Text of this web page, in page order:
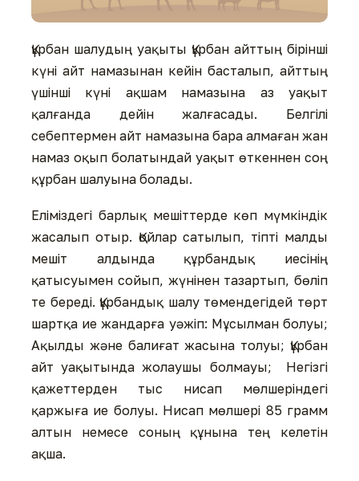
Құрбан шалудың уақыты Құрбан айттың бірінші
күні айт намазынан кейін басталып, айттың
үшінші күні ақшам намазына аз уақыт
қалғанда дейін жалғасады. Белгілі
себептермен айт намазына бара алмаған жан
намаз оқып болатындай уақыт өткеннен соң
құрбан шалуына болады.
Еліміздегі барлық мешіттерде көп мүмкіндік
жасалып отыр. Қойлар сатылып, тіпті малды
мешіт алдында құрбандық иесінің
қатысуымен сойып, жүнінен тазартып, бөліп
те береді. Құрбандық шалу төмендегідей төрт
шартқа ие жандарға уәжіп: Мұсылман болуы;
Ақылды және балиғат жасына толуы; Құрбан
айт уақытында жолаушы болмауы; Негізгі
қажеттерден тыс нисап мөлшеріндегі
қаржыға ие болуы. Нисап мөлшері 85 грамм
алтын немесе соның құнына тең келетін
ақша.